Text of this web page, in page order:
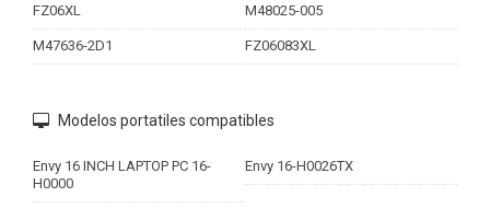
FZ06XL M48025-005
M47636-2D1 FZ06083XL
Modelos portatiles compatibles
Envy 16 INCH LAPTOP PC 16-
H0000
Envy 16-H0026TX